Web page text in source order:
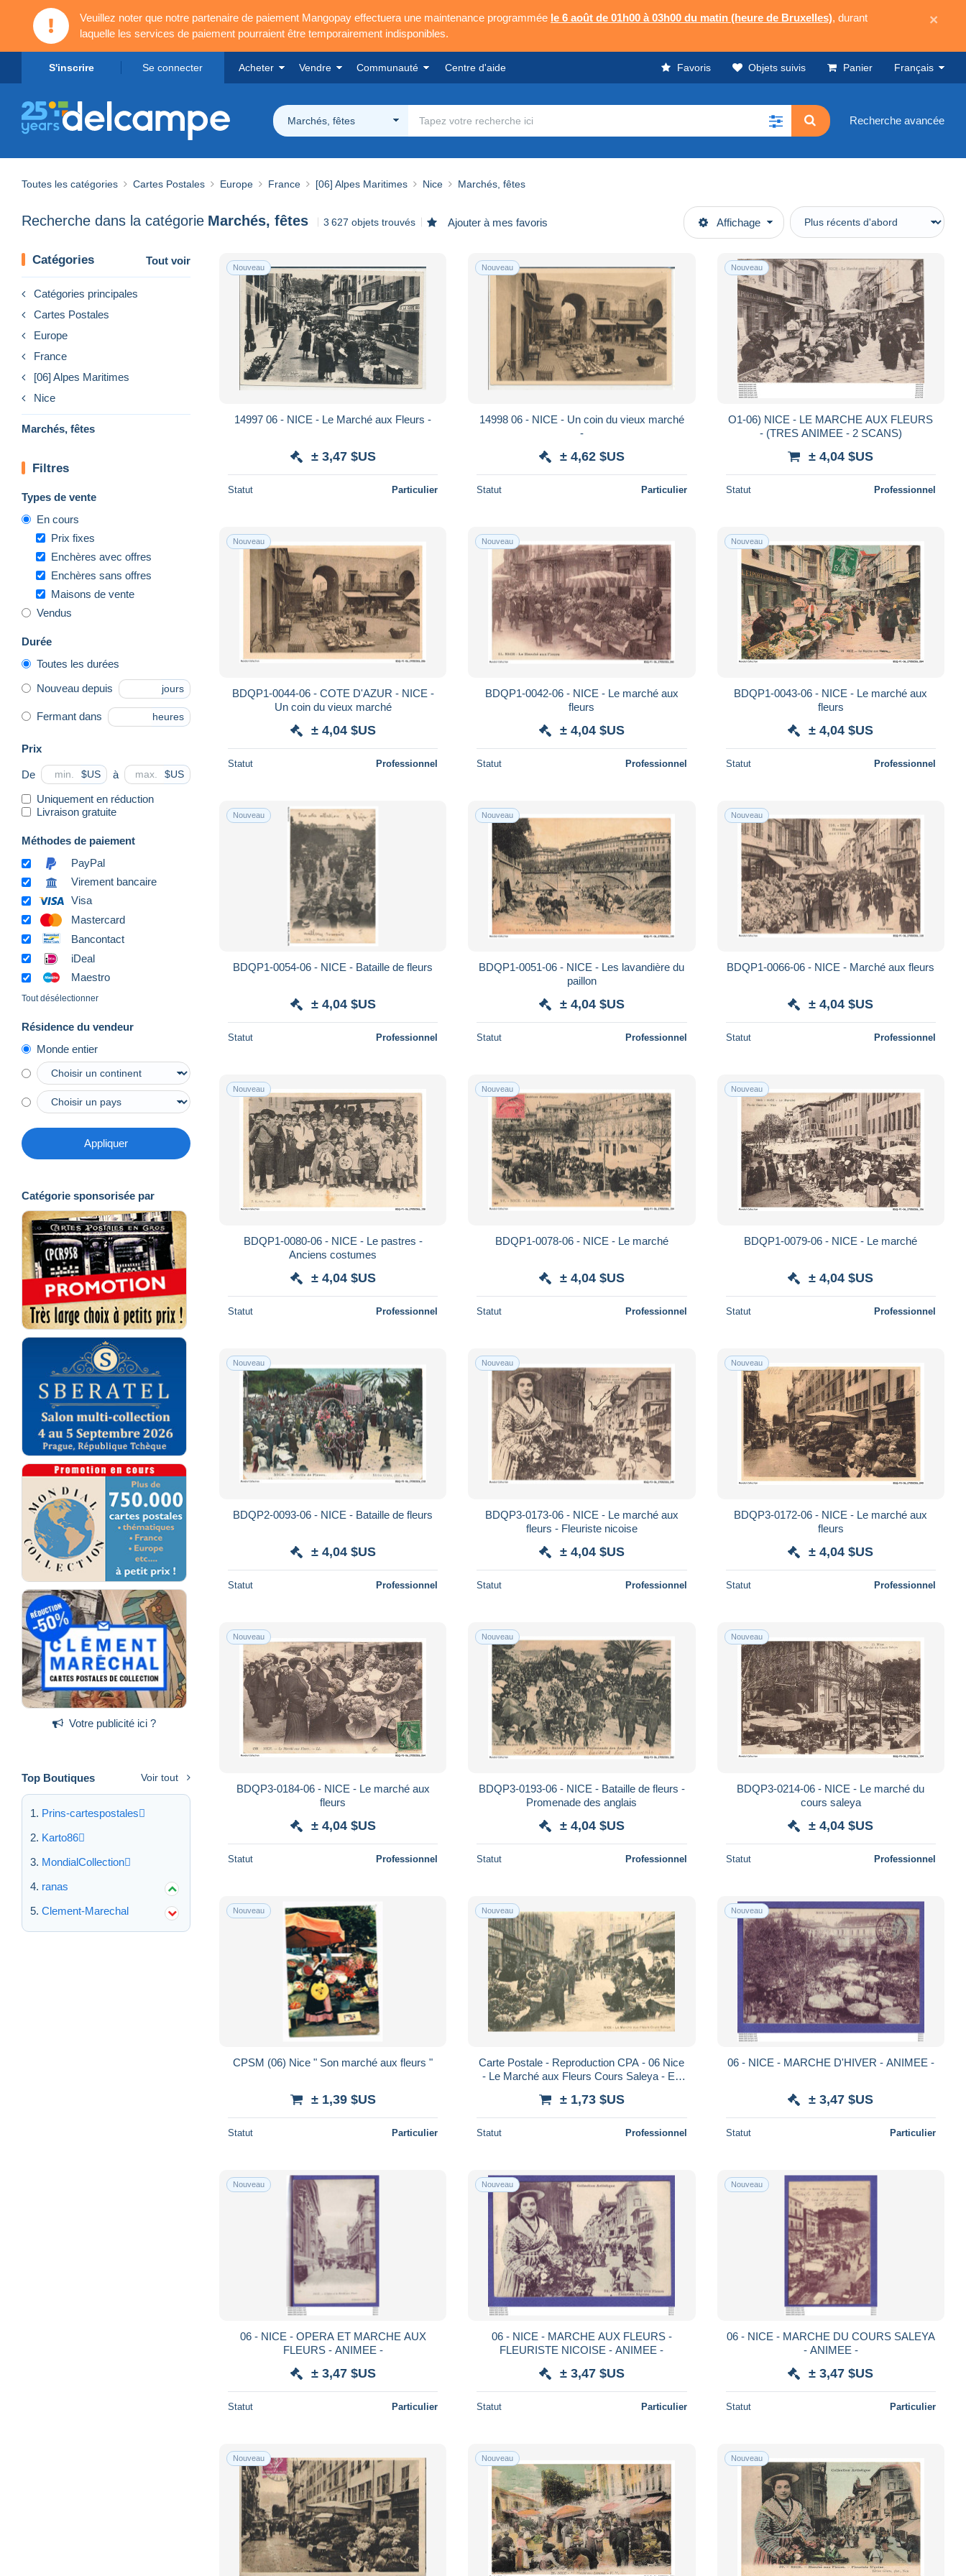
Veuillez noter que notre partenaire de paiement Mangopay effectuera une maintenance programmée le 6 août de 01h00 à 03h00 du matin (heure de Bruxelles), durant
laquelle les services de paiement pourraient être temporairement indisponibles.
×
S'inscrire Se connecter Acheter Vendre Communauté Centre d'aide Favoris Objets suivis Panier Français
Marchés, fêtes Recherche avancée
Toutes les catégories Cartes Postales Europe France [06] Alpes Maritimes Nice Marchés, fêtes
Recherche dans la catégorie Marchés, fêtes 3 627 objets trouvés Ajouter à mes favoris Affichage
Catégories Tout voir
Catégories principales
Cartes Postales
Europe
France
[06] Alpes Maritimes
Nice
Marchés, fêtes
Filtres
Types de vente
En cours
Prix fixes
Enchères avec offres
Enchères sans offres
Maisons de vente
Vendus
Durée
Toutes les durées
Nouveau depuis jours
Fermant dans heures
Prix
De $US à $US
Uniquement en réduction
Livraison gratuite
Méthodes de paiement
PayPal
Virement bancaire
Visa
Mastercard
Bancontact
iDeal
Maestro
Tout désélectionner
Résidence du vendeur
Monde entier
Appliquer
Catégorie sponsorisée par
Votre publicité ici ?
Top Boutiques Voir tout
Prins-cartespostales
Karto86
MondialCollection
ranas
Clement-Marechal
Nouveau
14997 06 - NICE - Le Marché aux Fleurs -
± 3,47 $US
Statut Particulier
Nouveau
14998 06 - NICE - Un coin du vieux marché
-
± 4,62 $US
Statut Particulier
Nouveau
O1-06) NICE - LE MARCHE AUX FLEURS
- (TRES ANIMEE - 2 SCANS)
± 4,04 $US
Statut Professionnel
Nouveau
BDQP1-0044-06 - COTE D'AZUR - NICE -
Un coin du vieux marché
± 4,04 $US
Statut Professionnel
Nouveau
BDQP1-0042-06 - NICE - Le marché aux
fleurs
± 4,04 $US
Statut Professionnel
Nouveau
BDQP1-0043-06 - NICE - Le marché aux
fleurs
± 4,04 $US
Statut Professionnel
Nouveau
BDQP1-0054-06 - NICE - Bataille de fleurs
± 4,04 $US
Statut Professionnel
Nouveau
BDQP1-0051-06 - NICE - Les lavandière du
paillon
± 4,04 $US
Statut Professionnel
Nouveau
BDQP1-0066-06 - NICE - Marché aux fleurs
± 4,04 $US
Statut Professionnel
Nouveau
BDQP1-0080-06 - NICE - Le pastres -
Anciens costumes
± 4,04 $US
Statut Professionnel
Nouveau
BDQP1-0078-06 - NICE - Le marché
± 4,04 $US
Statut Professionnel
Nouveau
BDQP1-0079-06 - NICE - Le marché
± 4,04 $US
Statut Professionnel
Nouveau
BDQP2-0093-06 - NICE - Bataille de fleurs
± 4,04 $US
Statut Professionnel
Nouveau
BDQP3-0173-06 - NICE - Le marché aux
fleurs - Fleuriste nicoise
± 4,04 $US
Statut Professionnel
Nouveau
BDQP3-0172-06 - NICE - Le marché aux
fleurs
± 4,04 $US
Statut Professionnel
Nouveau
BDQP3-0184-06 - NICE - Le marché aux
fleurs
± 4,04 $US
Statut Professionnel
Nouveau
BDQP3-0193-06 - NICE - Bataille de fleurs -
Promenade des anglais
± 4,04 $US
Statut Professionnel
Nouveau
BDQP3-0214-06 - NICE - Le marché du
cours saleya
± 4,04 $US
Statut Professionnel
Nouveau
CPSM (06) Nice " Son marché aux fleurs "
± 1,39 $US
Statut Particulier
Nouveau
Carte Postale - Reproduction CPA - 06 Nice
- Le Marché aux Fleurs Cours Saleya - En
± 1,73 $US
Statut Professionnel
Nouveau
06 - NICE - MARCHE D'HIVER - ANIMEE -
± 3,47 $US
Statut Particulier
Nouveau
06 - NICE - OPERA ET MARCHE AUX
FLEURS - ANIMEE -
± 3,47 $US
Statut Particulier
Nouveau
06 - NICE - MARCHE AUX FLEURS -
FLEURISTE NICOISE - ANIMEE -
± 3,47 $US
Statut Particulier
Nouveau
06 - NICE - MARCHE DU COURS SALEYA
- ANIMEE -
± 3,47 $US
Statut Particulier
Nouveau Nouveau Nouveau